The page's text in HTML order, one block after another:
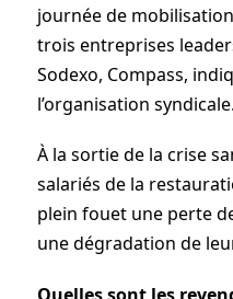
journée de
trois entreprises
Sodexo, Compass,
l’organisation syndicale.
À la sortie de la crise
salariés de la
plein fouet une perte
une dégradation de
Quelles sont les